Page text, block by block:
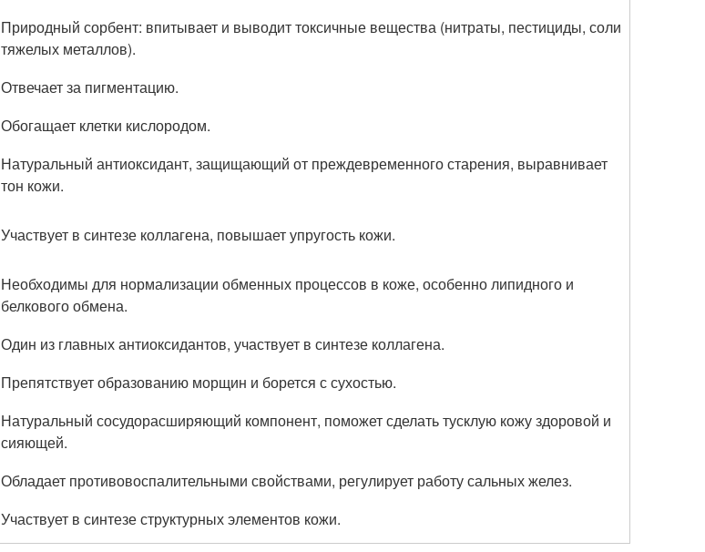
Природный сорбент: впитывает и выводит токсичные вещества (нитраты, пестициды, соли
тяжелых металлов).
Отвечает за пигментацию.
Обогащает клетки кислородом.
Натуральный антиоксидант, защищающий от преждевременного старения, выравнивает
тон кожи.
Участвует в синтезе коллагена, повышает упругость кожи.
Необходимы для нормализации обменных процессов в коже, особенно липидного и
белкового обмена.
Один из главных антиоксидантов, участвует в синтезе коллагена.
Препятствует образованию морщин и борется с сухостью.
Натуральный сосудорасширяющий компонент, поможет сделать тусклую кожу здоровой и
сияющей.
Обладает противовоспалительными свойствами, регулирует работу сальных желез.
Участвует в синтезе структурных элементов кожи.